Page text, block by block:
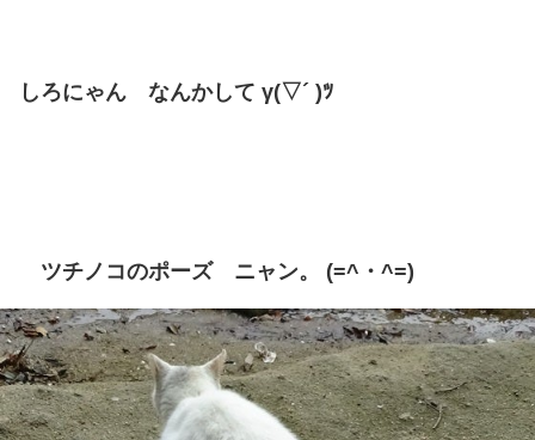
しろにゃん なんかして γ(▽´ )ﾂ
ツチノコのポーズ ニャン。 (=^・^=)